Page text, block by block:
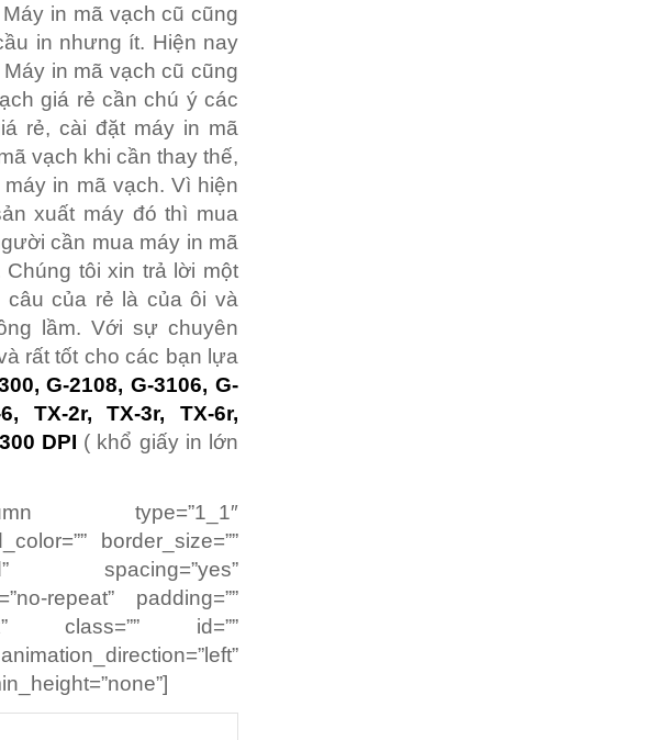
in mã vạch cũ cũng
in nhưng ít. Hiện nay
in mã vạch cũ cũng
giá rẻ cần chú ý các
rẻ, cài đặt máy in mã
vạch khi cần thay thế,
in mã vạch. Vì hiện
xuất máy đó thì mua
cần mua máy in mã
tôi xin trả lời một
của rẻ là của ôi và
lầm. Với sự chuyên
rất tốt cho các bạn lựa
G-2108, G-3106, G-
TX-2r, TX-3r, TX-6r,
DPI ( khổ giấy in lớn
type=”1_1″
border_size=””
spacing=”yes”
repeat” padding=””
class=”” id=””